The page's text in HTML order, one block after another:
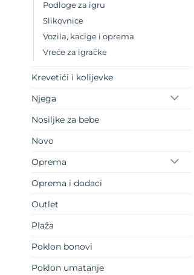
Podloge za igru
Slikovnice
Vozila, kacige i oprema
Vreće za igračke
Krevetići i kolijevke
Njega
Nosiljke za bebe
Novo
Oprema
Oprema i dodaci
Outlet
Plaža
Poklon bonovi
Poklon umatanje